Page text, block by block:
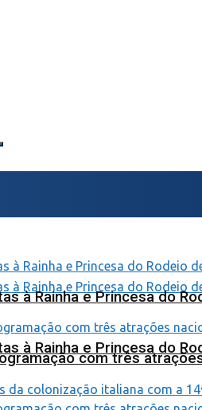
à Rainha e Princesa do
à Rainha e Princesa do
com três